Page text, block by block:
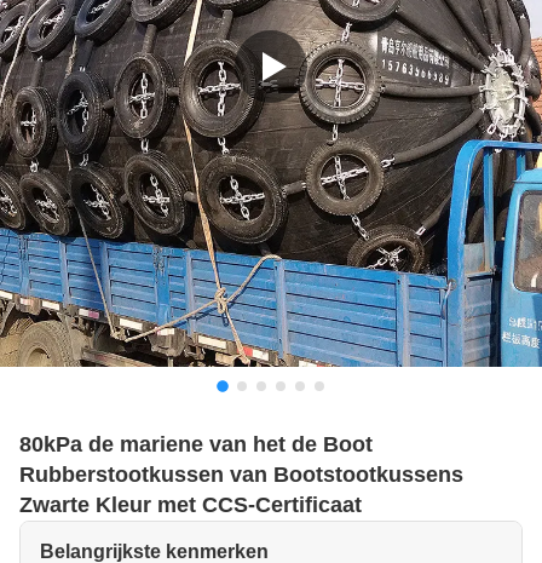
80kPa de mariene van het de Boot
Rubberstootkussen van Bootstootkussens
Zwarte Kleur met CCS-Certificaat
Belangrijkste kenmerken